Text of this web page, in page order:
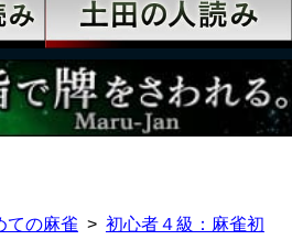
ての麻雀
初心者４級：麻雀初